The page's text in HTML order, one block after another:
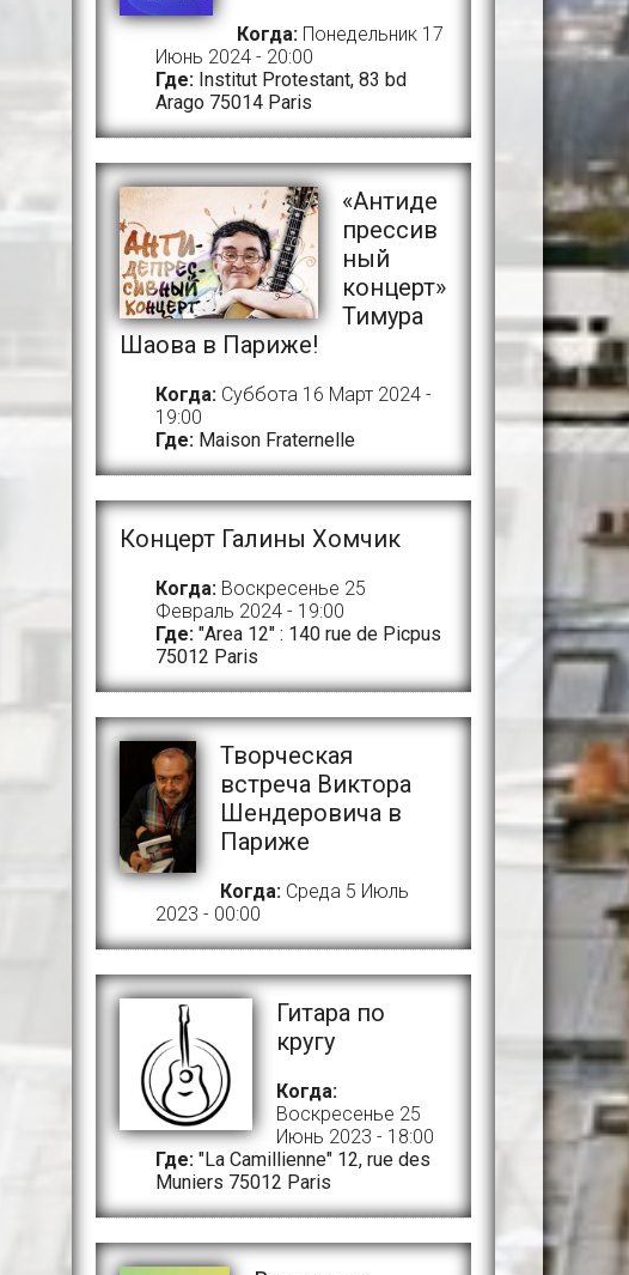
Когда:Понедельник 17
Июнь 2024 - 20:00
Где: Institut Protestant, 83 bd
Arago 75014 Paris
«Антиде
прессив
ный
концерт»
Тимура
Шаова в Париже!
Когда:Суббота 16 Март 2024 -
19:00
Где: Maison Fraternelle
Концерт Галины Хомчик
Когда:Воскресенье 25
Февраль 2024 - 19:00
Где: "Area 12" : 140 rue de Picpus
75012 Paris
Творческая
встреча Виктора
Шендеровича в
Париже
Когда: Среда 5 Июль
2023 - 00:00
Гитара по
кругу
Когда:
Воскресенье 25
Июнь 2023 - 18:00
Где: "La Camillienne" 12, rue des
Muniers 75012 Paris